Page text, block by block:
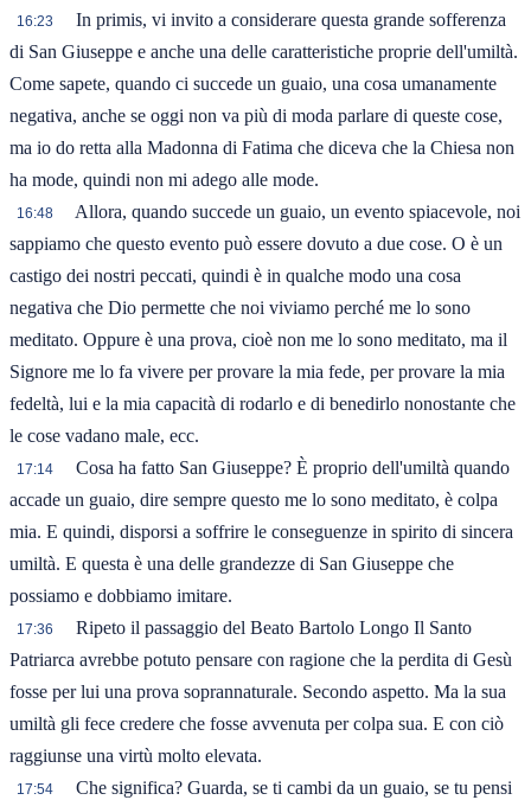
16:23
In primis, vi invito a considerare questa grande sofferenza
di San Giuseppe e anche una delle caratteristiche proprie dell'umiltà.
Come sapete, quando ci succede un guaio, una cosa umanamente
negativa, anche se oggi non va più di moda parlare di queste cose,
ma io do retta alla Madonna di Fatima che diceva che la Chiesa non
ha mode, quindi non mi adego alle mode.
16:48
Allora, quando succede un guaio, un evento spiacevole, noi
sappiamo che questo evento può essere dovuto a due cose. O è un
castigo dei nostri peccati, quindi è in qualche modo una cosa
negativa che Dio permette che noi viviamo perché me lo sono
meditato. Oppure è una prova, cioè non me lo sono meditato, ma il
Signore me lo fa vivere per provare la mia fede, per provare la mia
fedeltà, lui e la mia capacità di rodarlo e di benedirlo nonostante che
le cose vadano male, ecc.
17:14
Cosa ha fatto San Giuseppe? È proprio dell'umiltà quando
accade un guaio, dire sempre questo me lo sono meditato, è colpa
mia. E quindi, disporsi a soffrire le conseguenze in spirito di sincera
umiltà. E questa è una delle grandezze di San Giuseppe che
possiamo e dobbiamo imitare.
17:36
Ripeto il passaggio del Beato Bartolo Longo Il Santo
Patriarca avrebbe potuto pensare con ragione che la perdita di Gesù
fosse per lui una prova soprannaturale. Secondo aspetto. Ma la sua
umiltà gli fece credere che fosse avvenuta per colpa sua. E con ciò
raggiunse una virtù molto elevata.
17:54
Che significa? Guarda, se ti cambi da un guaio, se tu pensi